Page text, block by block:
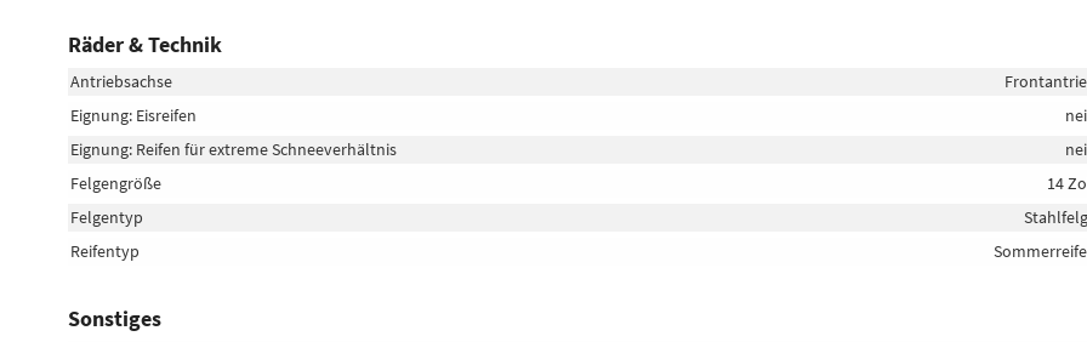
Räder & Technik
Antriebsachse
Eignung: Eisreifen
Eignung: Reifen für extreme Schneeverhältnis
Felgengröße
14
Felgentyp
Reifentyp
Sonstiges